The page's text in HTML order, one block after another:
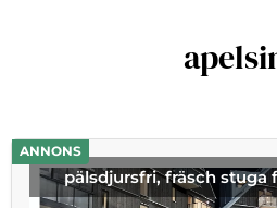
ANNONS
pälsdjursfri, fräsch stuga